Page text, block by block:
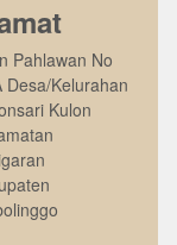
Pahlawan No
Desa/Kelurahan
Kulon